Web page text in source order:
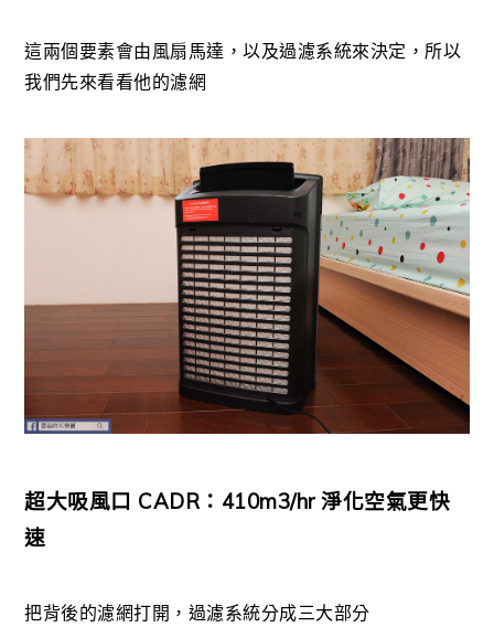
這兩個要素會由風扇馬達，以及過濾系統來決定，所以
我們先來看看他的濾網
超大吸風口 CADR：410m3/hr 淨化空氣更快
速
把背後的濾網打開，過濾系統分成三大部分